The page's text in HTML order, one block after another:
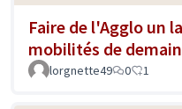
Faire de l'Agglo un
mobilités de demain
lorgnette49 0 1